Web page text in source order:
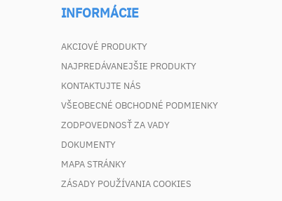
INFORMÁCIE
AKCIOVÉ PRODUKTY
NAJPREDÁVANEJŠIE PRODUKTY
KONTAKTUJTE NÁS
VŠEOBECNÉ OBCHODNÉ PODMIENKY
ZODPOVEDNOSŤ ZA VADY
DOKUMENTY
MAPA STRÁNKY
ZÁSADY POUŽÍVANIA COOKIES